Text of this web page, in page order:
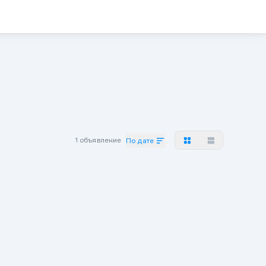
1 объявление По дате